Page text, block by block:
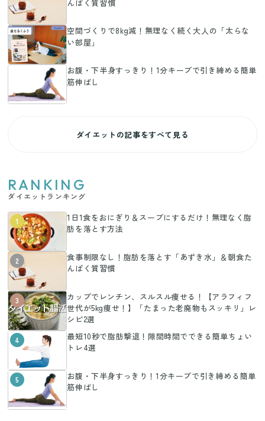
んぱく質習慣
空間づくりで8kg減！無理なく続く大人の「太らな
い部屋」
お腹・下半身すっきり！1分キープで引き締める簡単
筋伸ばし
ダイエットの記事をすべて見る
RANKING
ダイエットランキング
1
1日1食をおにぎり＆スープにするだけ！無理なく脂
肪を落とす方法
2
食事制限なし！脂肪を落とす「あずき水」＆朝食た
んぱく質習慣
3
カップでレンチン、スルスル痩せる！【アラフィフ
世代が5kg痩せ！】「たまった老廃物もスッキリ」レ
シピ2選
4
最短10秒で脂肪撃退！隙間時間でできる簡単ちょい
トレ4選
5
お腹・下半身すっきり！1分キープで引き締める簡単
筋伸ばし